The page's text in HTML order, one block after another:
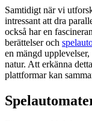
Samtidigt när vi
intressant att dra
också har en
berättelser och
en mängd
natur. Att erkänna
plattformar kan